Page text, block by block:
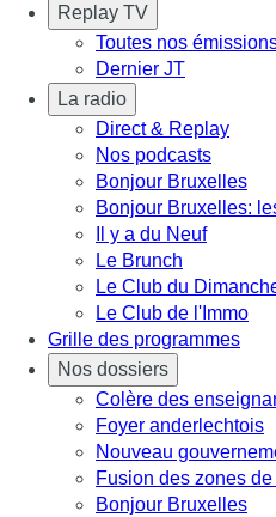
Replay TV
Toutes nos
Dernier JT
La radio
Direct & Replay
Nos podcasts
Bonjour Bruxelles
Bonjour Bruxelles:
Il y a du Neuf
Le Brunch
Le Club du
Le Club de l'Immo
Grille des programmes
Nos dossiers
Colère des
Foyer anderlechtois
Nouveau
Fusion des zones
Bonjour Bruxelles